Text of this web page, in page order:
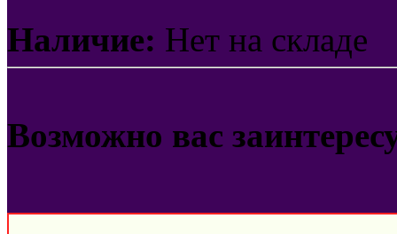
Наличие: Нет на складе
Возможно вас